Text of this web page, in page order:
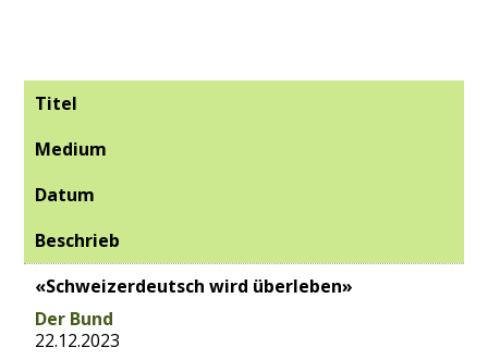
Titel
Medium
Datum
Beschrieb
«Schweizerdeutsch wird überleben»
Der Bund
22.12.2023